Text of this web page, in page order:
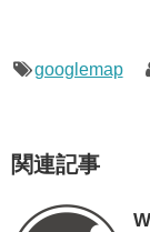
googlemap
関連記事